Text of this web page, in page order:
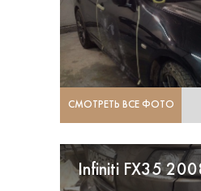
СМОТРЕТЬ ВСЕ ФОТО
Infiniti FX35